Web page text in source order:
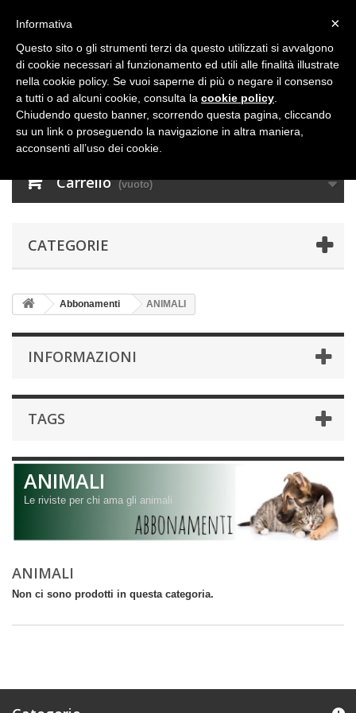
Carrello (vuoto)
CATEGORIE
Abbonamenti ANIMALI
INFORMAZIONI
TAGS
ANIMALI
Le riviste per chi ama gli animali
ANIMALI
Non ci sono prodotti in questa categoria.
×
Informativa
Questo sito o gli strumenti terzi da questo utilizzati si avvalgono
di cookie necessari al funzionamento ed utili alle finalità illustrate
nella cookie policy. Se vuoi saperne di più o negare il consenso
a tutti o ad alcuni cookie, consulta la cookie policy
Chiudendo questo banner, scorrendo questa pagina, cliccando
su un link o proseguendo la navigazione in altra maniera,
acconsenti all’uso dei cookie.